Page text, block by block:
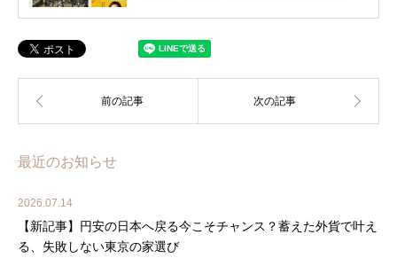
最近のお知らせ
2026.07.14
【新記事】円安の日本へ戻る今こそチャンス？蓄えた外貨で叶え
る、失敗しない東京の家選び